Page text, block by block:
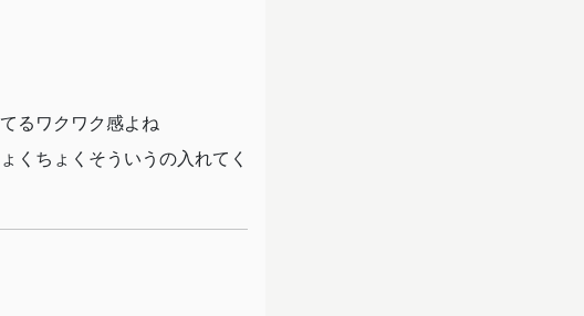
るワクワク感よね
くちょくそういうの入れてく